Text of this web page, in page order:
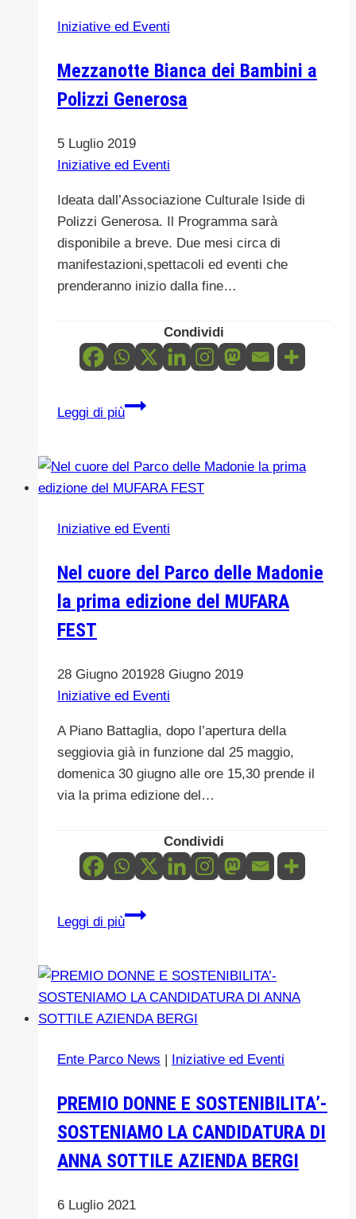
Palumbo
Iniziative ed Eventi
Mezzanotte Bianca dei Bambini a
Polizzi Generosa
5 Luglio 2019
Iniziative ed Eventi
Ideata dall’Associazione Culturale Iside di
Polizzi Generosa. Il Programma sarà
disponibile a breve. Due mesi circa di
manifestazioni,spettacoli ed eventi che
prenderanno inizio dalla fine…
Condividi
Leggi di più
Mezzanotte
Bambini
a
Generosa
Iniziative ed Eventi
Nel cuore del Parco delle Madonie
la prima edizione del MUFARA
FEST
28 Giugno 201928 Giugno 2019
Iniziative ed Eventi
A Piano Battaglia, dopo l’apertura della
seggiovia già in funzione dal 25 maggio,
domenica 30 giugno alle ore 15,30 prende il
via la prima edizione del…
Condividi
Leggi di più
Nel
Parco
delle
Madonie
prima
del
MUFARA
Ente Parco News | Iniziative ed Eventi
PREMIO DONNE E SOSTENIBILITA’-
SOSTENIAMO LA CANDIDATURA DI
ANNA SOTTILE AZIENDA BERGI
6 Luglio 2021